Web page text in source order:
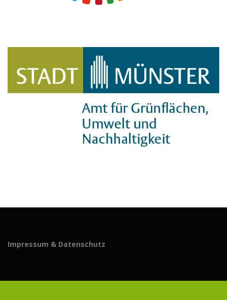
Impressum & Datenschutz